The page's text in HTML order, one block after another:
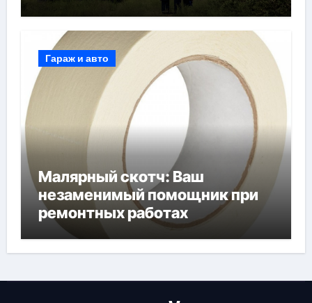
Гараж и авто
Малярный скотч: Ваш
незаменимый помощник при
ремонтных работах